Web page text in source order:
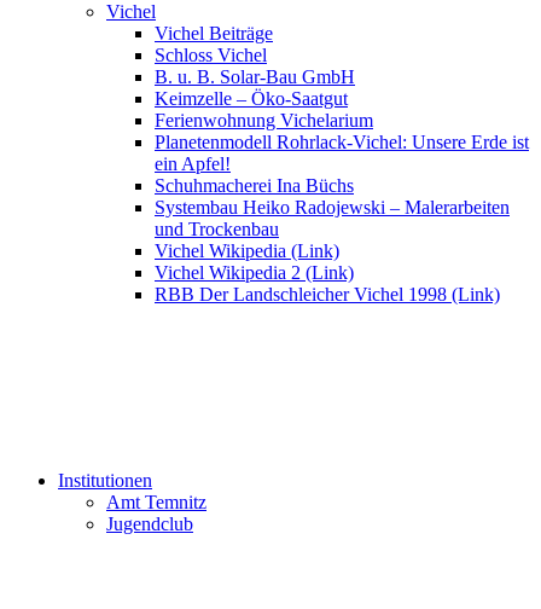
Vichel
Vichel Beiträge
Schloss Vichel
B. u. B. Solar-Bau GmbH
Keimzelle – Öko-Saatgut
Ferienwohnung Vichelarium
Planetenmodell Rohrlack-Vichel: Unsere Erde ist
ein Apfel!
Schuhmacherei Ina Büchs
Systembau Heiko Radojewski – Malerarbeiten
und Trockenbau
Vichel Wikipedia (Link)
Vichel Wikipedia 2 (Link)
RBB Der Landschleicher Vichel 1998 (Link)
Institutionen
Amt Temnitz
Jugendclub